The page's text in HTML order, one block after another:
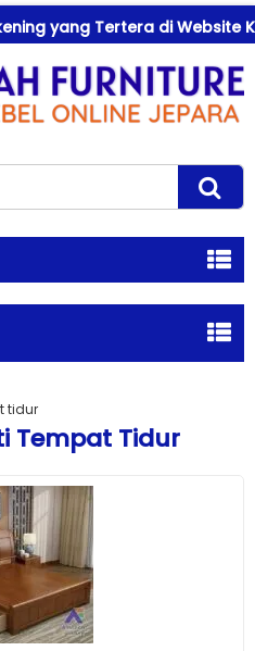
yang Tertera di Website
tidur
Tempat Tidur